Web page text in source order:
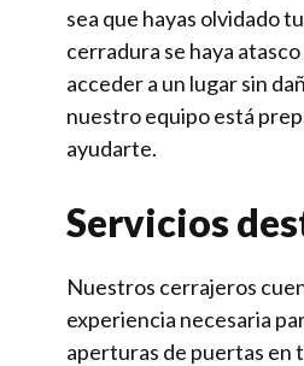
sea que hayas olvidado
cerradura se haya
acceder a un lugar sin
nuestro equipo está
ayudarte.
Servicios
Nuestros cerrajeros
experiencia necesaria
aperturas de puertas en